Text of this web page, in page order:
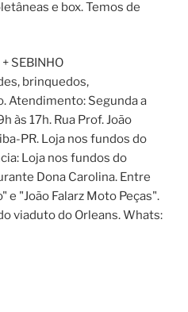
e box. Temos de
SEBINHO
brinquedos,
Atendimento: Segunda a
às 17h. Rua Prof. João
PR. Loja nos fundos do
Loja nos fundos do
Dona Carolina. Entre
e "João Falarz Moto Peças".
viaduto do Orleans. Whats: